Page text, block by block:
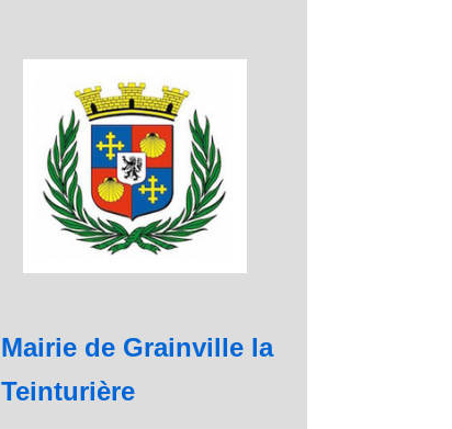
Mairie de Grainville la
Teinturière